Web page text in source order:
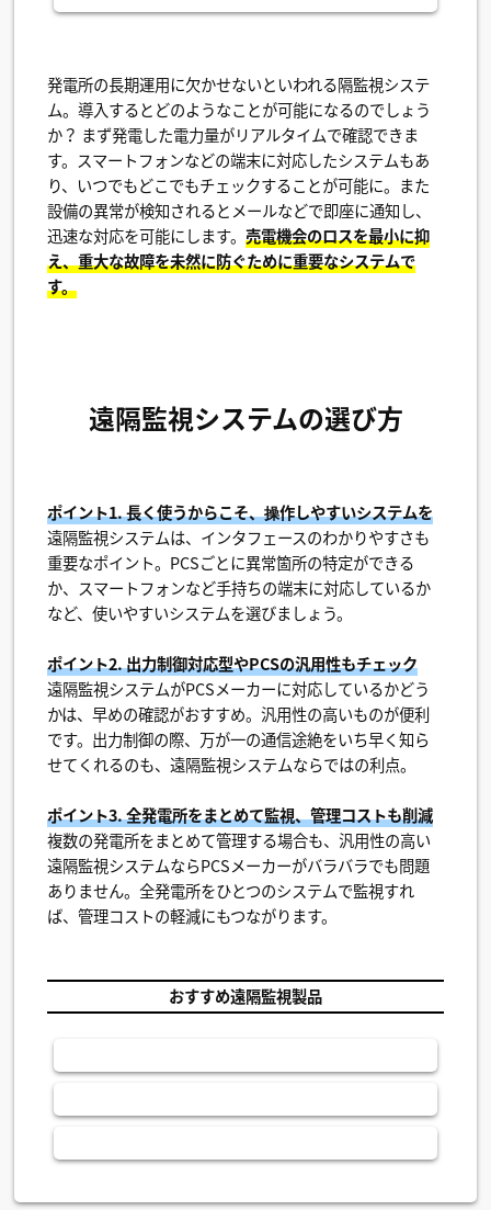
発電所の長期運用に欠かせないといわれる隔監視システ
ム。導入するとどのようなことが可能になるのでしょう
か？ まず発電した電力量がリアルタイムで確認できま
す。スマートフォンなどの端末に対応したシステムもあ
り、いつでもどこでもチェックすることが可能に。また
設備の異常が検知されるとメールなどで即座に通知し、
迅速な対応を可能にします。売電機会のロスを最小に抑
え、重大な故障を未然に防ぐために重要なシステムで
す。
遠隔監視システムの選び方
ポイント1. 長く使うからこそ、操作しやすいシステムを
遠隔監視システムは、インタフェースのわかりやすさも
重要なポイント。PCSごとに異常箇所の特定ができる
か、スマートフォンなど手持ちの端末に対応しているか
など、使いやすいシステムを選びましょう。
ポイント2. 出力制御対応型やPCSの汎用性もチェック
遠隔監視システムがPCSメーカーに対応しているかどう
かは、早めの確認がおすすめ。汎用性の高いものが便利
です。出力制御の際、万が一の通信途絶をいち早く知ら
せてくれるのも、遠隔監視システムならではの利点。
ポイント3. 全発電所をまとめて監視、管理コストも削減
複数の発電所をまとめて管理する場合も、汎用性の高い
遠隔監視システムならPCSメーカーがバラバラでも問題
ありません。全発電所をひとつのシステムで監視すれ
ば、管理コストの軽減にもつながります。
おすすめ遠隔監視製品